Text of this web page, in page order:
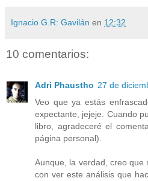
Ignacio G.R: Gavilán en 12:32
10 comentarios:
Adri Phaustho 27 de
Veo que ya estás
expectante, jejeje. Cuando
libro, agradeceré el
página personal).
Aunque, la verdad, creo
con ver este análisis que